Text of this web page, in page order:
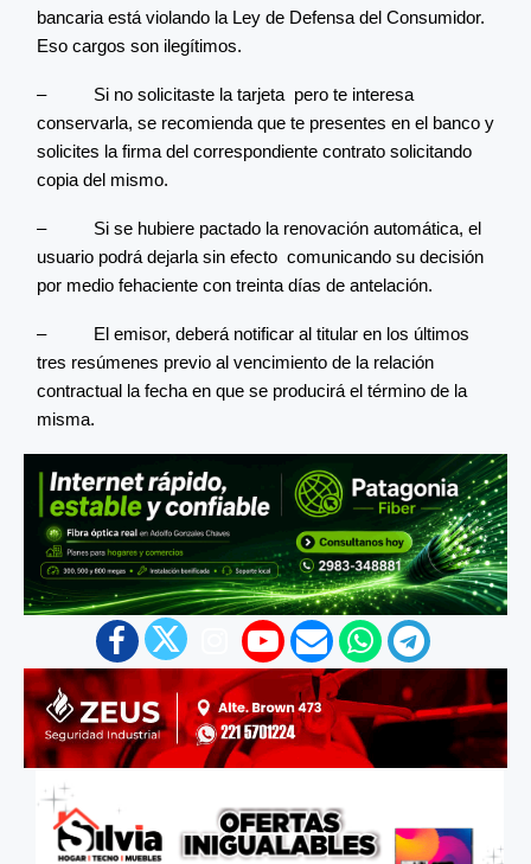
bancaria está violando la Ley de Defensa del Consumidor.
Eso cargos son ilegítimos.
– Si no solicitaste la tarjeta pero te interesa
conservarla, se recomienda que te presentes en el banco y
solicites la firma del correspondiente contrato solicitando
copia del mismo.
– Si se hubiere pactado la renovación automática, el
usuario podrá dejarla sin efecto comunicando su decisión
por medio fehaciente con treinta días de antelación.
– El emisor, deberá notificar al titular en los últimos
tres resúmenes previo al vencimiento de la relación
contractual la fecha en que se producirá el término de la
misma.